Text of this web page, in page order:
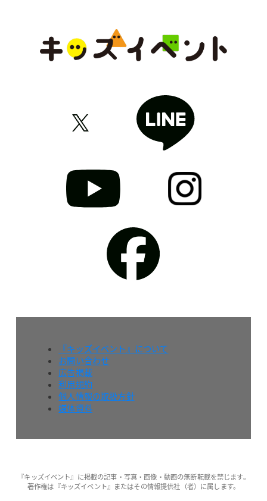
『キッズイベント』について
お問い合わせ
広告掲載
利用規約
個人情報の取扱方針
媒体資料
『キッズイベント』に掲載の記事・写真・画像・動画の無断転載を禁じます。
著作権は『キッズイベント』またはその情報提供社（者）に属します。